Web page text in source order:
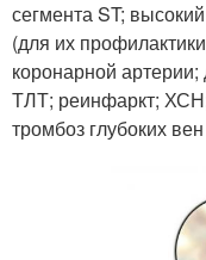
сегмента ST;
(для их
коронарной
ТЛТ; реинфаркт;
тромбоз глубоких